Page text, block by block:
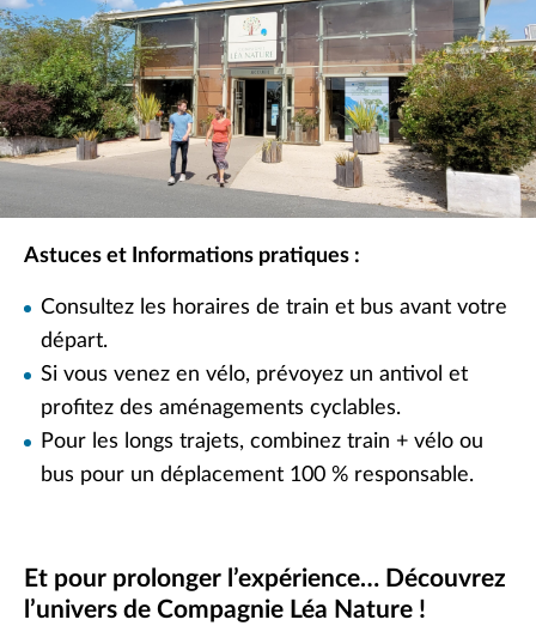
Astuces et Informations pratiques :
Consultez les horaires de train et bus avant votre
départ.
Si vous venez en vélo, prévoyez un antivol et
profitez des aménagements cyclables.
Pour les longs trajets, combinez train + vélo ou
bus pour un déplacement 100 % responsable.
Et pour prolonger l’expérience… Découvrez
l’univers de Compagnie Léa Nature !